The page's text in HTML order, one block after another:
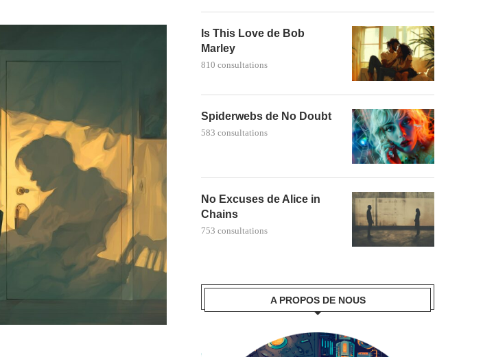
Is This Love de Bob
Marley
810 consultations
Spiderwebs de No Doubt
583 consultations
No Excuses de Alice in
Chains
753 consultations
A PROPOS DE NOUS